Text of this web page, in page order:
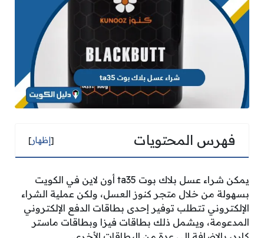
فهرس المحتويات [إظهار]
يمكن شراء عسل بلاك بوت ta35 أون لاين في الكويت
بسهولة من خلال متجر كنوز العسل، ولكن عملية الشراء
الإلكتروني تتطلب توفير إحدى بطاقات الدفع الإلكتروني
المدعومة، ويشمل ذلك بطاقات فيزا وبطاقات ماستر